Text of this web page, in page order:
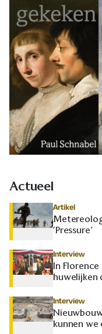
Actueel
Artikel
‘Pressure’
Interview
In
huwelijken
Interview
kunnen we